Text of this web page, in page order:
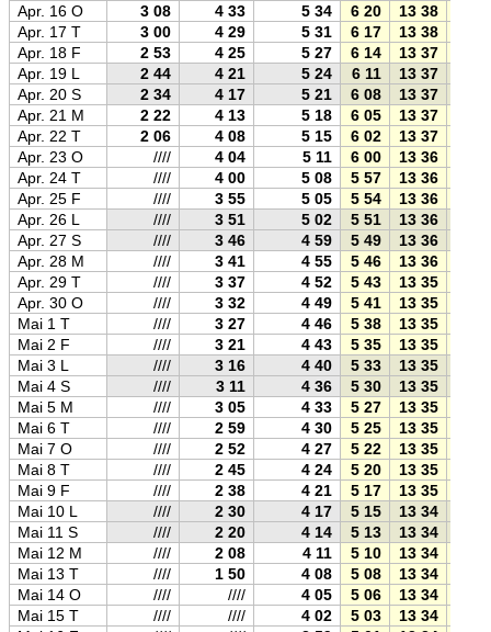
Apr. 16 O
3 08 4 33 5 34 6 20 13 38
Apr. 17 T
3 00 4 29 5 31 6 17 13 38
Apr. 18 F
2 53 4 25 5 27 6 14 13 37
Apr. 19 L
2 44 4 21 5 24 6 11 13 37
Apr. 20 S
2 34 4 17 5 21 6 08 13 37
Apr. 21 M
2 22 4 13 5 18 6 05 13 37
Apr. 22 T
2 06 4 08 5 15 6 02 13 37
Apr. 23 O
//// 4 04 5 11 6 00 13 36
Apr. 24 T
//// 4 00 5 08 5 57 13 36
Apr. 25 F
//// 3 55 5 05 5 54 13 36
Apr. 26 L
//// 3 51 5 02 5 51 13 36
Apr. 27 S
//// 3 46 4 59 5 49 13 36
Apr. 28 M
//// 3 41 4 55 5 46 13 36
Apr. 29 T
//// 3 37 4 52 5 43 13 35
Apr. 30 O
//// 3 32 4 49 5 41 13 35
Mai 1 T
//// 3 27 4 46 5 38 13 35
Mai 2 F
//// 3 21 4 43 5 35 13 35
Mai 3 L
//// 3 16 4 40 5 33 13 35
Mai 4 S
//// 3 11 4 36 5 30 13 35
Mai 5 M
//// 3 05 4 33 5 27 13 35
Mai 6 T
//// 2 59 4 30 5 25 13 35
Mai 7 O
//// 2 52 4 27 5 22 13 35
Mai 8 T
//// 2 45 4 24 5 20 13 35
Mai 9 F
//// 2 38 4 21 5 17 13 35
Mai 10 L
//// 2 30 4 17 5 15 13 34
Mai 11 S
//// 2 20 4 14 5 13 13 34
Mai 12 M
//// 2 08 4 11 5 10 13 34
Mai 13 T
//// 1 50 4 08 5 08 13 34
Mai 14 O
//// //// 4 05 5 06 13 34
Mai 15 T
//// //// 4 02 5 03 13 34